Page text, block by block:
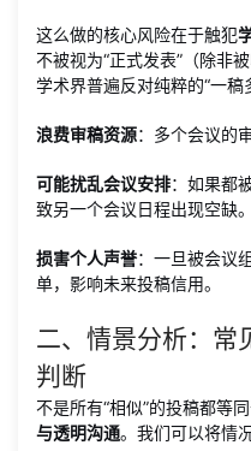
这么做的核心风险在于触犯
不被视为“正式发表”（除非
学术界普遍反对纯粹的“一稿
浪费审稿资源：多个会议的
可能扰乱会议安排：如果都
致另一个会议日程出现空缺。
损害个人声誉：一旦被会议
单，影响未来投稿信用。
二、情景分析：常
判断
不是所有“相似”的投稿都等
与透明沟通。我们可以将情